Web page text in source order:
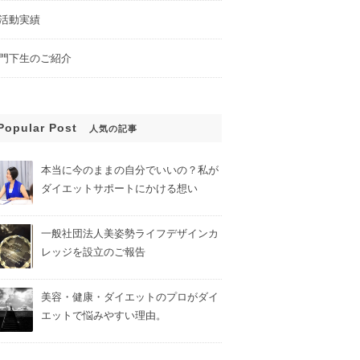
動実績
下生のご紹介
Post 人気の記事
本当に今のままの自分でいいの？私が
ダイエットサポートにかける想い
一般社団法人美姿勢ライフデザインカ
レッジを設立のご報告
美容・健康・ダイエットのプロがダイ
エットで悩みやすい理由。